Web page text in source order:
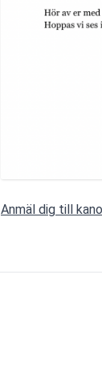
Anmäl dig till